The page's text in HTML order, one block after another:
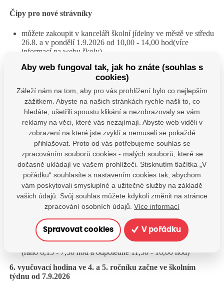
Čipy pro nové strávníky
můžete zakoupit v kanceláři školní jídelny ve městě ve středu
26.8. a v pondělí 1.9.2026 od 10,00 - 14,00 hod(více
informací na webu školy)
Organizace prvního školního týdne pro žáky 2. - 5.
úterý 1.9.2026
budova se otevírá v 7,30 hod
7,55 - 8,40 hod zahájení výuky ve třídách - informace k
organizaci
školní družina v provozu od pondělí 1.9.2025 od6,15 do
16,00 hod (ráno 6,15 - 7,30 hod a odpoledne 11,30 - 16,00
hod)
středa 2.9. až pátek 4.9.2026
vyučování končí dle rozvrhu nejpozději ve 12,30 hod
přihlášení žáci mohou využít školní družinu 6,15 - 16,00 hod
(ráno 6,15 - 7,30 hod a odpoledne 11,30 - 16,00 hod)
6. vyučovací hodina ve 4. a 5. ročníku začne ve školním
týdnu od 7.9.2026
Aby web fungoval tak, jak ho znáte (souhlas s
cookies)
Záleží nám na tom, aby pro vás prohlížení bylo co nejlepším
zážitkem. Abyste na našich stránkách rychle našli to, co
hledáte, ušetřili spoustu klikání a nezobrazovaly se vám
reklamy na věci, které vás nezajímají. Abyste web viděli v
zobrazení na které jste zvyklí a nemuseli se pokaždé
přihlašovat. Proto od vás potřebujeme souhlas se
zpracováním souborů cookies - malých souborů, které se
dočasně ukládají ve vašem prohlížeči. Stisknutím tlačítka „V
pořádku“ souhlasíte s nastavením cookies tak, abychom
vám poskytovali smysluplné a užitečné služby na základě
vašich údajů. Svůj souhlas můžete kdykoli změnit na stránce
zpracování osobních údajů. Více informací
Spravovat cookies V pořádku